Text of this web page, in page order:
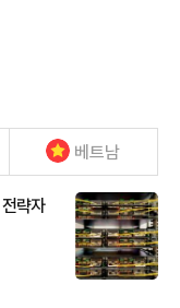
베트남
략자